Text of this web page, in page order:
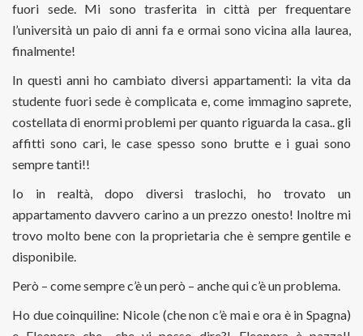
fuori sede. Mi sono trasferita in città per frequentare
l’università un paio di anni fa e ormai sono vicina alla laurea,
finalmente!
In questi anni ho cambiato diversi appartamenti: la vita da
studente fuori sede è complicata e, come immagino saprete,
costellata di enormi problemi per quanto riguarda la casa.. gli
affitti sono cari, le case spesso sono brutte e i guai sono
sempre tanti!!
Io in realtà, dopo diversi traslochi, ho trovato un
appartamento davvero carino a un prezzo onesto! Inoltre mi
trovo molto bene con la proprietaria che è sempre gentile e
disponibile.
Però – come sempre c’è un però – anche qui c’è un problema.
Ho due coinquiline: Nicole (che non c’è mai e ora è in Spagna)